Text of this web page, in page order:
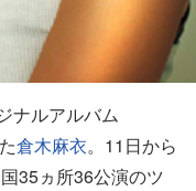
ナルアルバム
倉木麻衣。11日から
35ヵ所36公演のツ